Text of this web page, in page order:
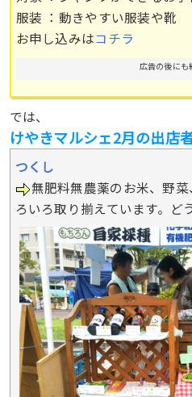
服装 ：動きやすい服装や靴
お申し込みはコチラ
広告の後にも
では、
けやきマルシェ2月の出店
つくし
無肥料無農薬のお米、野
ろいろ取り揃えています。ど